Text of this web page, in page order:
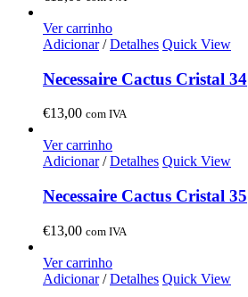
Ver carrinho
Adicionar/ Detalhes Quick View
Necessaire Cactus Cristal 34
€13,00 com IVA
Ver carrinho
Adicionar/ Detalhes Quick View
Necessaire Cactus Cristal 35
€13,00 com IVA
Ver carrinho
Adicionar/ Detalhes Quick View